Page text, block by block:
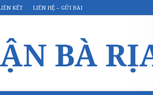
KẾT LIÊN HỆ – GỬI BÀI